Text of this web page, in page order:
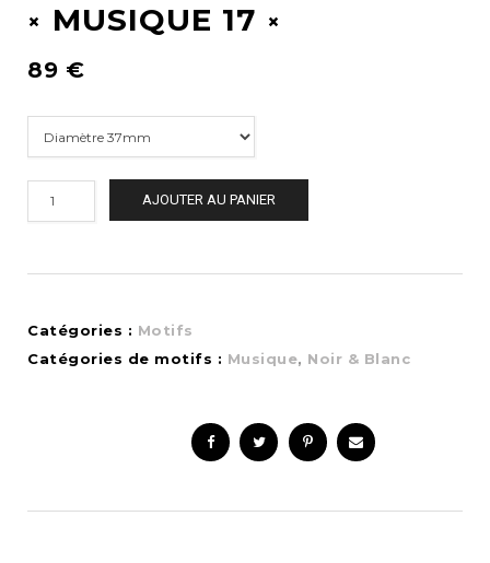
MUSIQUE 17
89 €
AJOUTER AU PANIER
Catégories : Motifs
Catégories de motifs : Musique, Noir & Blanc